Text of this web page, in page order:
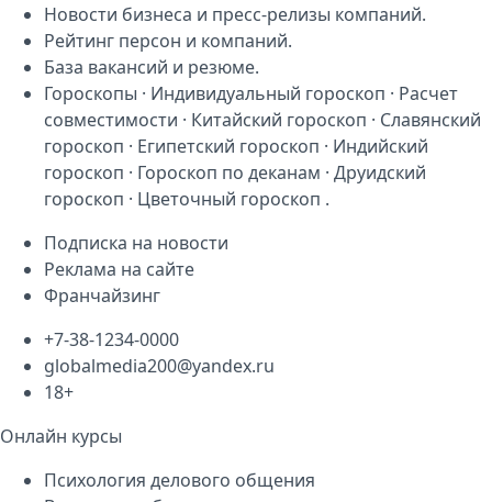
Новости бизнеса и пресс-релизы компаний.
Рейтинг персон и компаний.
База вакансий и резюме.
Гороскопы · Индивидуальный гороскоп · Расчет
совместимости · Китайский гороскоп · Славянский
гороскоп · Египетский гороскоп · Индийский
гороскоп · Гороскоп по деканам · Друидский
гороскоп · Цветочный гороскоп .
Подписка на новости
Реклама на сайте
Франчайзинг
+7-38-1234-0000
globalmedia200@yandex.ru
18+
Онлайн курсы
Психология делового общения